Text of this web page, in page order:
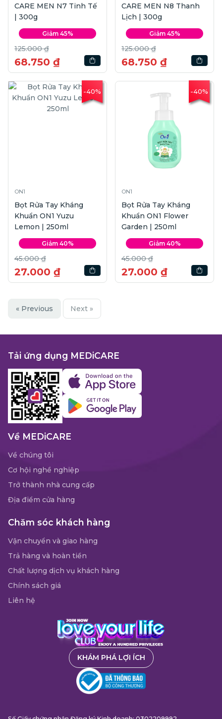
CARE MEN N7 Tinh Tế
| 300g
Giảm 45%
125.000 ₫
68.750 ₫
CARE MEN N8 Thanh
Lịch | 300g
Giảm 45%
125.000 ₫
68.750 ₫
-40%
ON1
Bọt Rửa Tay Kháng
Khuẩn ON1 Yuzu
Lemon | 250ml
Giảm 40%
45.000 ₫
27.000 ₫
-40%
ON1
Bọt Rửa Tay Kháng
Khuẩn ON1 Flower
Garden | 250ml
Giảm 40%
45.000 ₫
27.000 ₫
« Previous Next »
Tải ứng dụng MEDiCARE
Về MEDiCARE
Về chúng tôi
Cơ hội nghề nghiệp
Trở thành nhà cung cấp
Địa điểm cửa hàng
Chăm sóc khách hàng
Vận chuyển và giao hàng
Trả hàng và hoàn tiền
Chất lượng dịch vụ khách hàng
Chính sách giá
Liên hệ
KHÁM PHÁ LỢI ÍCH